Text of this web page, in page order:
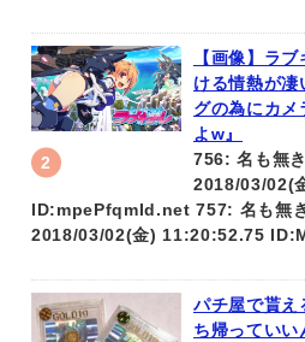
【画像】ラ
ける情熱が凄
グの為にカメ
よw』
756: 名も無
2018/03/02(
ID:mpePfqmId.net 757: 名も無
2018/03/02(金) 11:20:52.75
パチ屋で貰え
ち帰っていい